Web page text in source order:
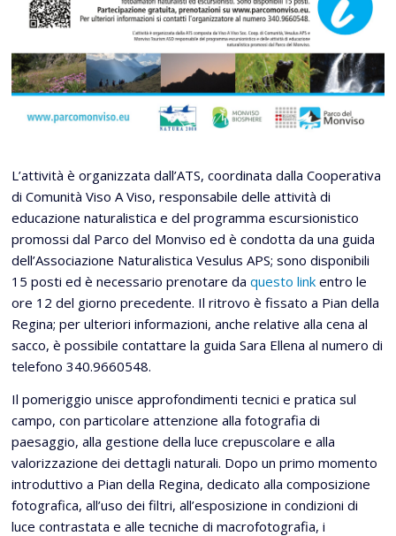
L’attività è organizzata dall’ATS, coordinata dalla Cooperativa
di Comunità Viso A Viso, responsabile delle attività di
educazione naturalistica e del programma escursionistico
promossi dal Parco del Monviso ed è condotta da una guida
dell’Associazione Naturalistica Vesulus APS; sono disponibili
15 posti ed è necessario prenotare da questo link entro le
ore 12 del giorno precedente. Il ritrovo è fissato a Pian della
Regina; per ulteriori informazioni, anche relative alla cena al
sacco, è possibile contattare la guida Sara Ellena al numero di
telefono 340.9660548.
Il pomeriggio unisce approfondimenti tecnici e pratica sul
campo, con particolare attenzione alla fotografia di
paesaggio, alla gestione della luce crepuscolare e alla
valorizzazione dei dettagli naturali. Dopo un primo momento
introduttivo a Pian della Regina, dedicato alla composizione
fotografica, all’uso dei filtri, all’esposizione in condizioni di
luce contrastata e alle tecniche di macrofotografia, i